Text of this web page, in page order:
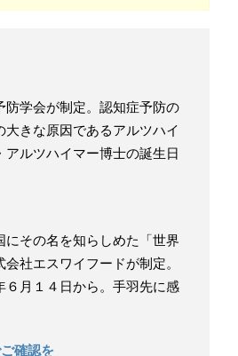
学会が制定。認知症予防の
きな原因であるアルツハイ
ルツハイマー博士の誕生日
その名を知らしめた「世界
社エスワイフードが制定。
６月１４日から。手羽先に感
確認を